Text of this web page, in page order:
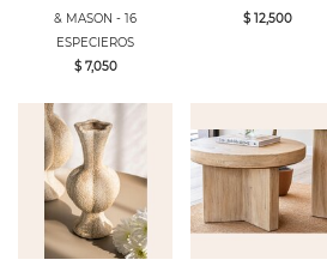
& MASON - 16
ESPECIEROS
$ 7,050
$ 12,500